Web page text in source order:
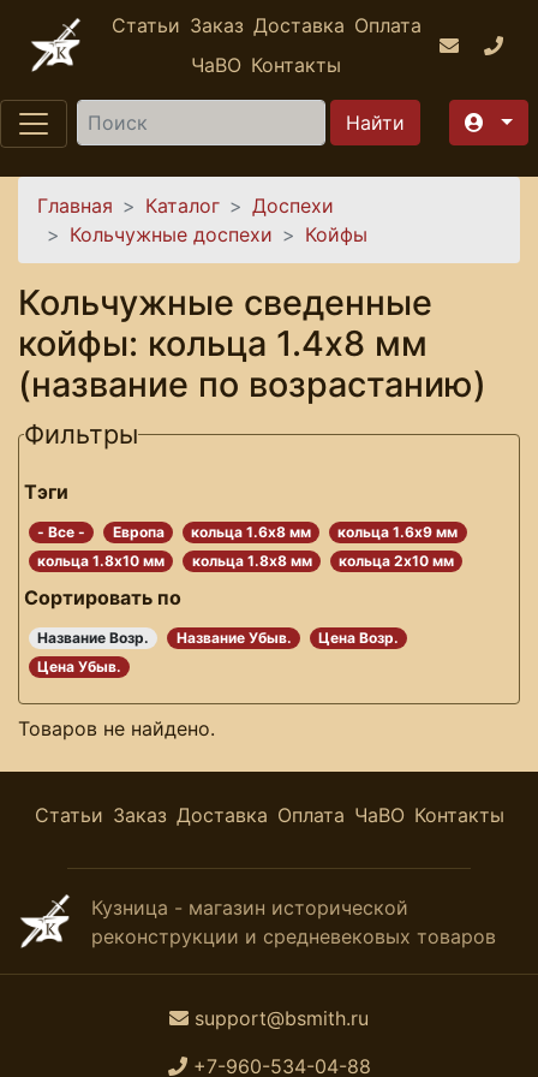
Перейти к основному содержанию
Статьи Заказ Доставка Оплата
ЧаВО Контакты
Найти
Вы здесь
Главная Каталог
Доспехи
Кольчужные доспехи
Койфы
Кольчужные сведенные
койфы: кольца 1.4х8 мм
(название по возрастанию)
Фильтры
Тэги
- Все - Европа кольца 1.6х8 мм
кольца 1.6х9 мм
кольца 1.8х10 мм
кольца 1.8х8 мм кольца 2х10 мм
Сортировать по
Название Возр. Название Убыв.
Цена Возр.
Цена Убыв.
Товаров не найдено.
Статьи Заказ Доставка Оплата ЧаВО Контакты
Кузница - магазин исторической
реконструкции и средневековых товаров
support@bsmith.ru
+7-960-534-04-88